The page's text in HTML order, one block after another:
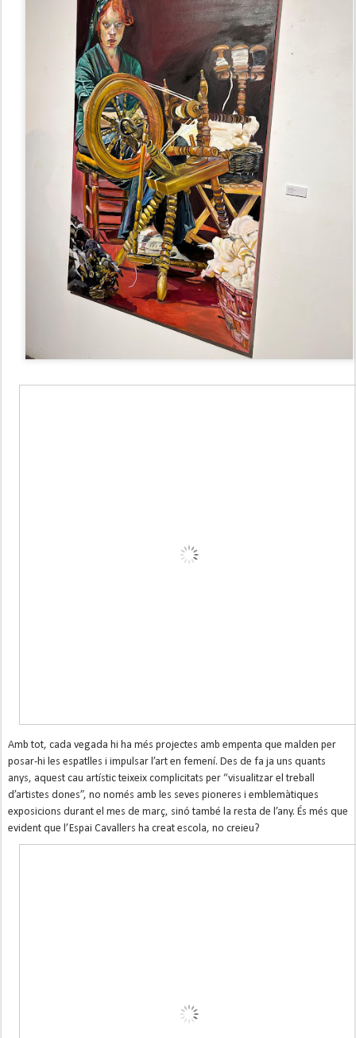
Amb tot, cada vegada hi ha més projectes amb empenta que malden per
posar-hi les espatlles i impulsar l’art en femení. Des de fa ja uns quants
anys, aquest cau artístic teixeix complicitats per “visualitzar el treball
d’artistes dones”, no només amb les seves pioneres i emblemàtiques
exposicions durant el mes de març, sinó també la resta de l’any. És més que
evident que l’Espai Cavallers ha creat escola, no creieu?